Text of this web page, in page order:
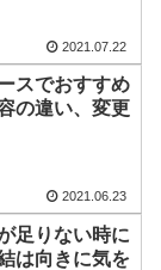
2021.07.22
スでおすすめ
の違い、変更
2021.06.23
足りない時に
は向きに気を